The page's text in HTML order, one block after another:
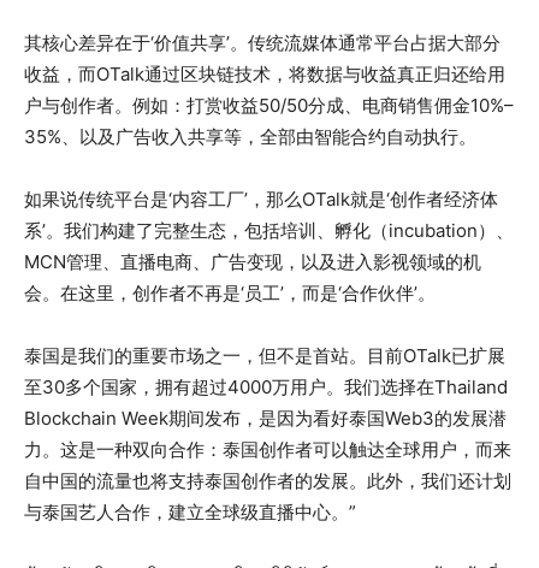
其核心差异在于‘价值共享’。传统流媒体通常平台占据大部分
收益，而OTalk通过区块链技术，将数据与收益真正归还给用
户与创作者。例如：打赏收益50/50分成、电商销售佣金10%–
35%、以及广告收入共享等，全部由智能合约自动执行。
如果说传统平台是‘内容工厂’，那么OTalk就是‘创作者经济体
系’。我们构建了完整生态，包括培训、孵化（incubation）、
MCN管理、直播电商、广告变现，以及进入影视领域的机
会。在这里，创作者不再是‘员工’，而是‘合作伙伴’。
泰国是我们的重要市场之一，但不是首站。目前OTalk已扩展
至30多个国家，拥有超过4000万用户。我们选择在Thailand
Blockchain Week期间发布，是因为看好泰国Web3的发展潜
力。这是一种双向合作：泰国创作者可以触达全球用户，而来
自中国的流量也将支持泰国创作者的发展。此外，我们还计划
与泰国艺人合作，建立全球级直播中心。”